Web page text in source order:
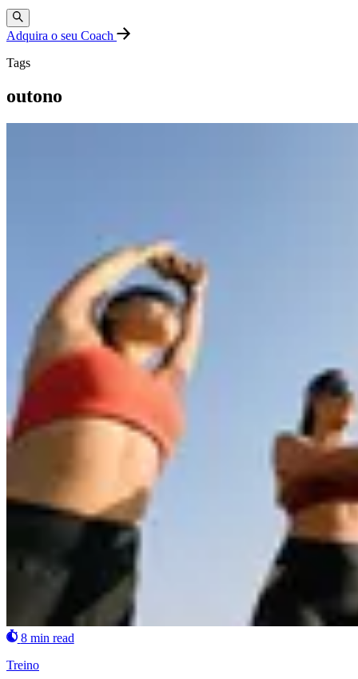
Adquira o seu Coach
Tags
outono
8 min read
Treino